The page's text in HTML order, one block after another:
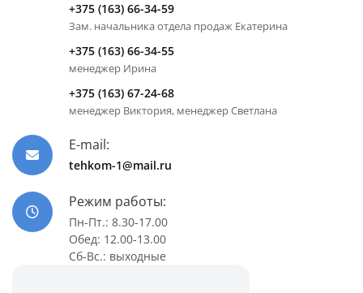
+375 (163) 66-34-59
Зам. начальника отдела продаж Екатерина
+375 (163) 66-34-55
менеджер Ирина
+375 (163) 67-24-68
менеджер Виктория, менеджер Светлана
E-mail:
tehkom-1@mail.ru
Режим работы:
Пн-Пт.: 8.30-17.00
Обед: 12.00-13.00
Сб-Вс.: выходные